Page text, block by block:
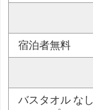
宿泊者無料
バスタオル なし